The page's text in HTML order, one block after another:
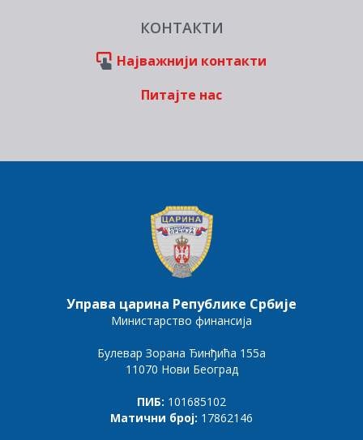
КОНТАКТИ
Најважнији контакти
Питајте нас
Управа царина Републике Србије
Министарство финансија
Булевар Зорана Ђинђића 155а
11070 Нови Београд
ПИБ: 101685102
Матични број: 17862146